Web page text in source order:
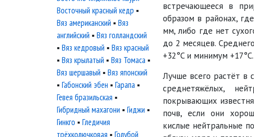
встречающееся в
образом в районах,
мм, либо где нет
до 2 месяцев.
+32°C и минимум
Лучше всего растёт в
среднетяжёлых,
покрывающих
почв, если они
кислые нейтральные
Восточный красный кедр ▪
Вяз американский ▪Вяз
английский ▪Вяз голландский
▪Вяз кедровый ▪Вяз красный
▪Вяз крылатый ▪Вяз Томаса ▪
Вяз шершавый ▪Вяз японский
▪Габонский эбен ▪Гарапа ▪
Гевея бразильская ▪
Гибридный махагони ▪Гиджи ▪
Гинкго ▪Гледичия
трёхколючковая ▪Голубой